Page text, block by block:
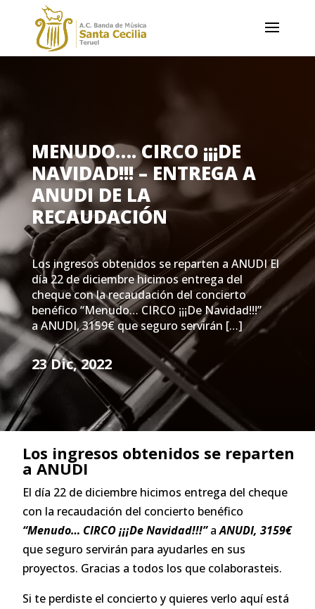
MENUDO…. CIRCO ¡¡¡DE
NAVIDAD!!! – ENTREGA A
ANUDI DE LA
RECAUDACIÓN
Los ingresos obtenidos se reparten a ANUDI El
día 22 de diciembre hicimos entrega del
cheque con la recaudación del concierto
benéfico “Menudo… CIRCO ¡¡¡De Navidad!!!”
a ANUDI, 3159€ que seguro servirán […]
23 Dic, 2022
Los ingresos obtenidos se reparten
a ANUDI
El día 22 de diciembre hicimos entrega del cheque
con la recaudación del concierto benéfico
“Menudo… CIRCO ¡¡¡De Navidad!!!”aANUDI, 3159€
que seguro servirán para ayudarles en sus
proyectos. Gracias a todos los que colaborasteis.
Si te perdiste el concierto y quieres verlo aquí está